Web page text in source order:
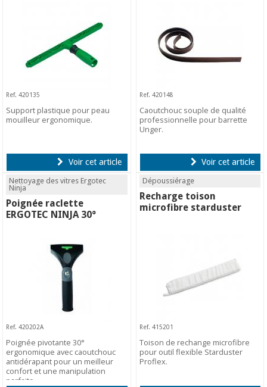
Ref. 420135
Support plastique pour peau
mouilleur ergonomique.
Voir cet article
Ref. 420148
Caoutchouc souple de qualité
professionnelle pour barrette
Unger.
Voir cet article
Nettoyage des vitres Ergotec
Ninja
Poignée raclette
ERGOTEC NINJA 30°
Ref. 420202A
Poignée pivotante 30°
ergonomique avec caoutchouc
antidérapant pour un meilleur
confort et une manipulation
parfaite.
Dépoussiérage
Recharge toison
microfibre starduster
Ref. 415201
Toison de rechange microfibre
pour outil flexible Starduster
Proflex.